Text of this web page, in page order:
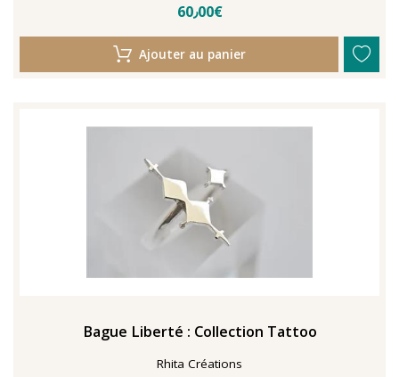
60٫00€
Ajouter au panier
Bague Liberté : Collection Tattoo
Rhita Créations